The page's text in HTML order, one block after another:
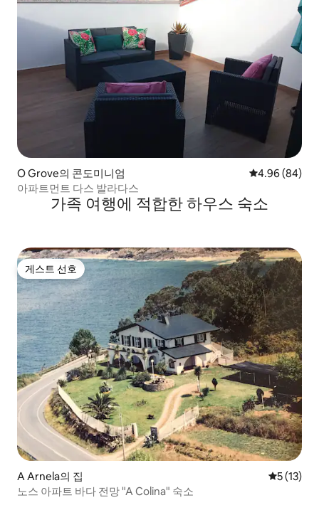
O Grove의 콘도미니엄 평점 4.96점(5
4.96 (84)
아파트먼트 다스 발라다스
가족 여행에 적합한 하우스 숙소
게스트 선호
게스트 선호
A Arnela의 집 평점 5점
5 (13)
노스 아파트 바다 전망 "A Colina" 숙소